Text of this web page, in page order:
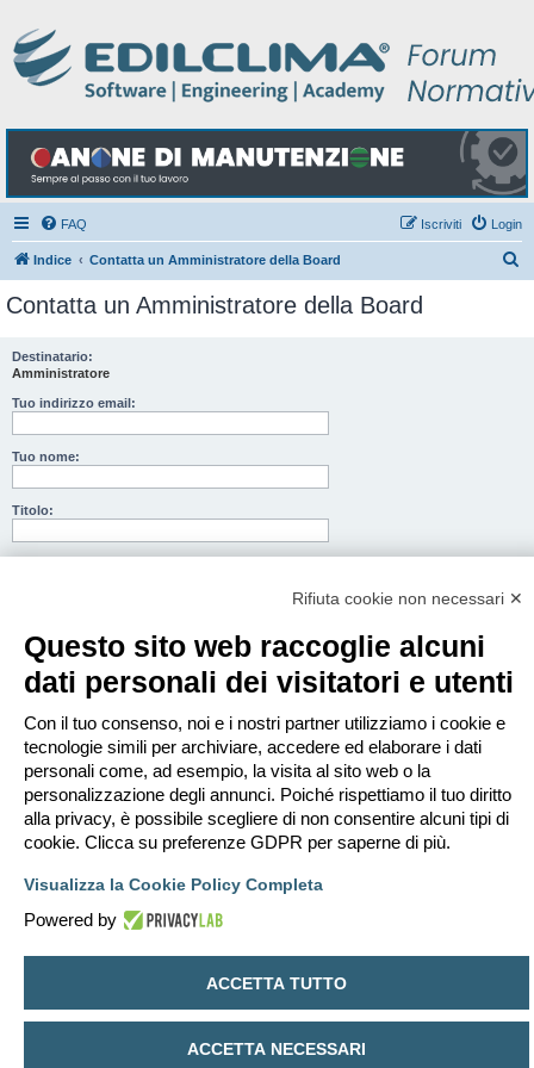
FAQ Login
Iscriviti
Indice Contatta un Amministratore della Board
Contatta un Amministratore della Board
Destinatario:
Amministratore
Tuo indirizzo email:
Tuo nome:
Titolo:
BBCode. L’indirizzo di risposta sarà il tuo indirizzo email.
Cancella cookie
Contattaci
Creato daphpBB® Forum Software © phpBB Limited
Traduzione ItalianaphpBB-Italia.it
Rifiuta cookie non necessari ✕
Questo sito web raccoglie alcuni
dati personali dei visitatori e utenti
Con il tuo consenso, noi e i nostri partner utilizziamo i cookie e
tecnologie simili per archiviare, accedere ed elaborare i dati
personali come, ad esempio, la visita al sito web o la
personalizzazione degli annunci. Poiché rispettiamo il tuo diritto
alla privacy, è possibile scegliere di non consentire alcuni tipi di
cookie. Clicca su preferenze GDPR per saperne di più.
Visualizza la Cookie Policy Completa
Powered by
ACCETTA TUTTO
ACCETTA NECESSARI